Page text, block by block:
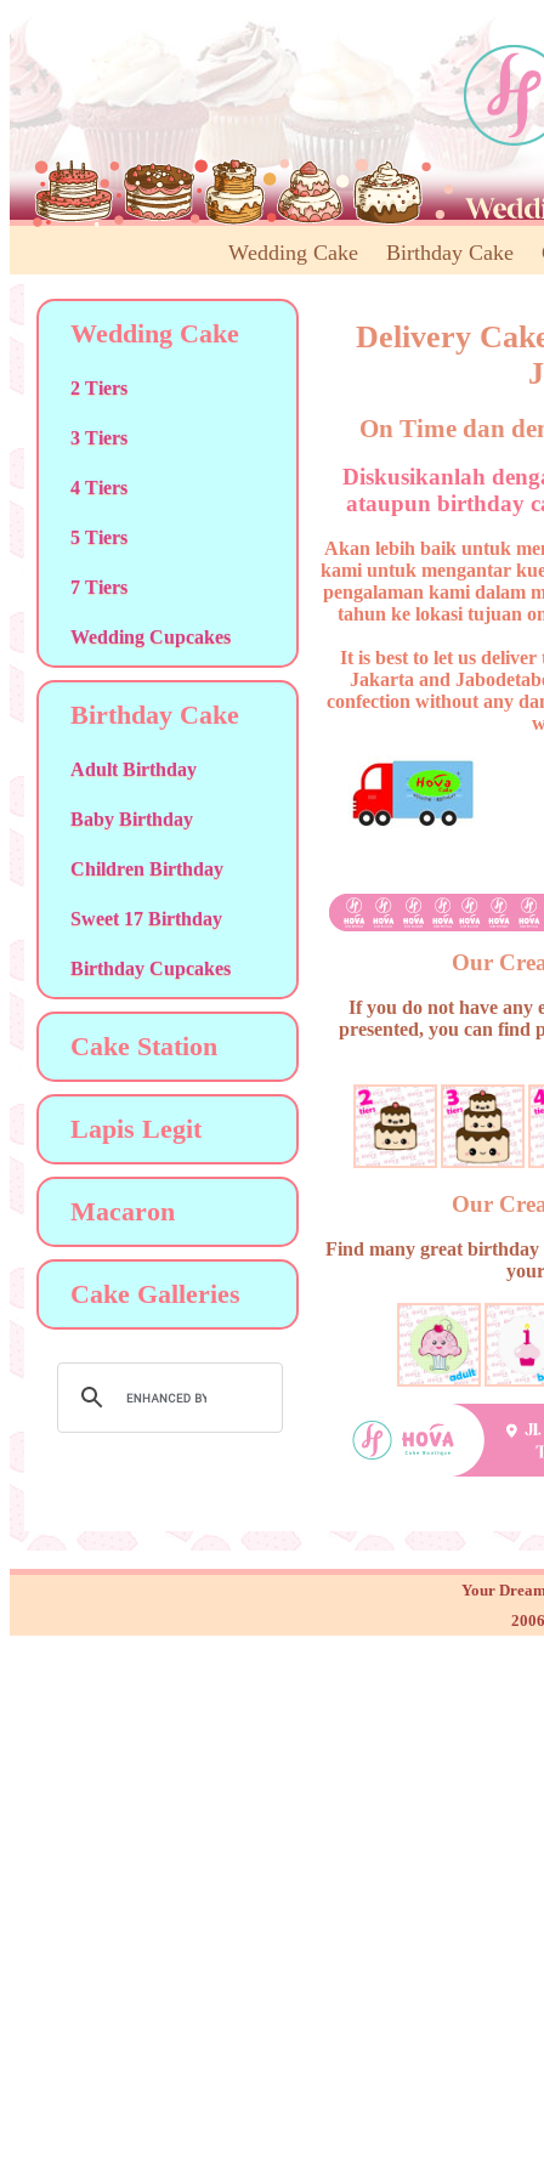
Wedding Cake Birthday Cake
Wedding Cake
2 Tiers
3 Tiers
4 Tiers
5 Tiers
7 Tiers
Wedding Cupcakes
Birthday Cake
Adult Birthday
Baby Birthday
Children Birthday
Sweet 17 Birthday
Birthday Cupcakes
Cake Station
Lapis Legit
Macaron
Cake Galleries
Delivery
On Time dan
Diskusikanlah
ataupun birthday
Akan lebih baik untuk
kami untuk mengantar
pengalaman kami dalam
tahun ke lokasi tujuan
It is best to let us deliver
Jakarta and
confection without any
Our
If you do not have any
presented, you can find
Our
Find many great birthday
Your